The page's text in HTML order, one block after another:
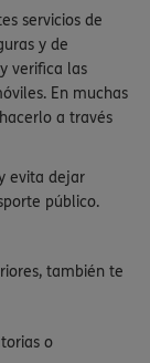
servicios de
y de
verifica las
En muchas
a través
evita dejar
público.
también te
o